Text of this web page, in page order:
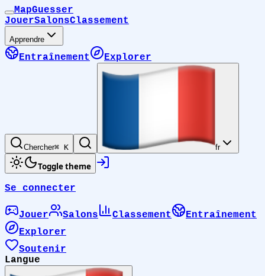
MapGuesser
JouerSalonsClassement
Apprendre
Entraînement Explorer
Chercher⌘ K fr
Toggle theme
Se connecter
Jouer Salons Classement
Entraînement
Explorer
Soutenir
Langue